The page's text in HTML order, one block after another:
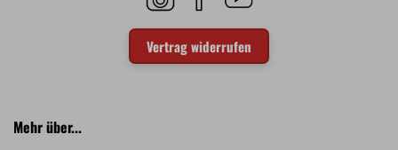
Vertrag widerrufen
Mehr über...